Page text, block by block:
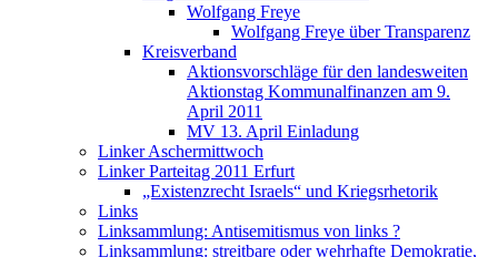
Wolfgang Freye
Wolfgang Freye über Transparenz
Kreisverband
Aktionsvorschläge für den landesweiten
Aktionstag Kommunalfinanzen am 9.
April 2011
MV 13. April Einladung
Linker Aschermittwoch
Linker Parteitag 2011 Erfurt
„Existenzrecht Israels“ und Kriegsrhetorik
Links
Linksammlung: Antisemitismus von links ?
Linksammlung: streitbare oder wehrhafte Demokratie,